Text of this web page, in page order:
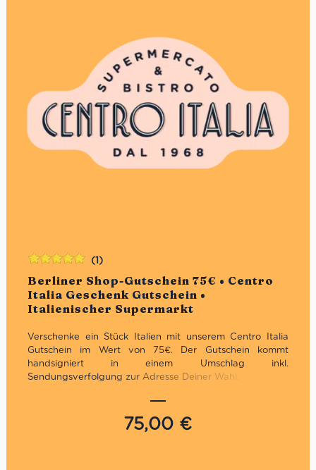
Berliner Shop-Gutschein 75€ • Centro
Italia Geschenk Gutschein •
Italienischer Supermarkt
(1)
Verschenke ein Stück Italien mit unserem Centro Italia
Gutschein im Wert von 75€. Der Gutschein kommt
handsigniert in einem Umschlag inkl.
Sendungsverfolgung zur Adresse Deiner Wahl.
Unbegrenzt gültig in den Supermercati &
Weinhandlungen: Charlottenburg, Marienfelde &
75,00 €
Bewertet
mit5.00von
5